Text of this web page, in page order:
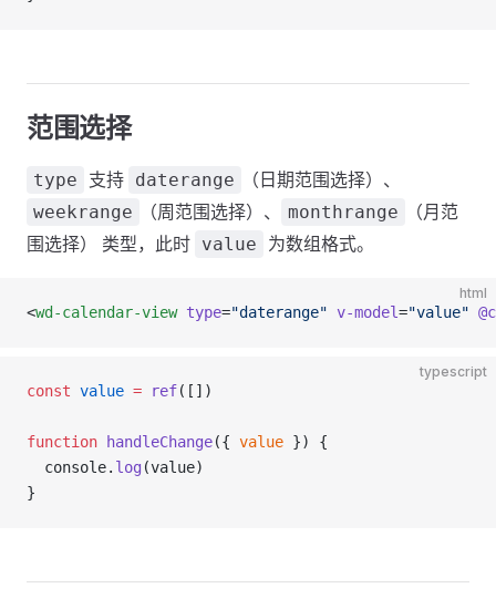
范围选择
type 支持 daterange （日期范围选择）、
weekrange （周范围选择）、 monthrange
（月范
围选择） 类型，此时 value 为数组格式。
html
<wd-calendar-view type="daterange" v-model="value"
typescript
const value = ref([])
function handleChange({ value }) {
  console.
log (value)
}